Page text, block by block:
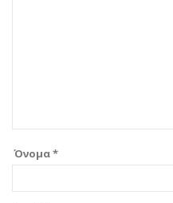
Όνομα*